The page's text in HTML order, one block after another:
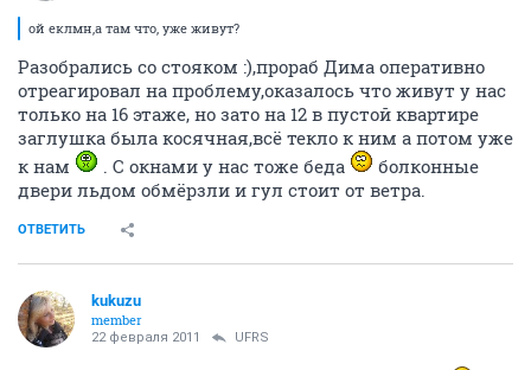
ой еклмн,а там что, уже живут?
Разобрались со стояком :),прораб Дима оперативно
отреагировал на проблему,оказалось что живут у нас
только на 16 этаже, но зато на 12 в пустой квартире
заглушка была косячная,всё текло к ним а потом уже
к нам
. С окнами у нас тоже беда
болконные
двери льдом обмёрзли и гул стоит от ветра.
ОТВЕТИТЬ
kukuzu
member
22 февраля 2011 UFRS